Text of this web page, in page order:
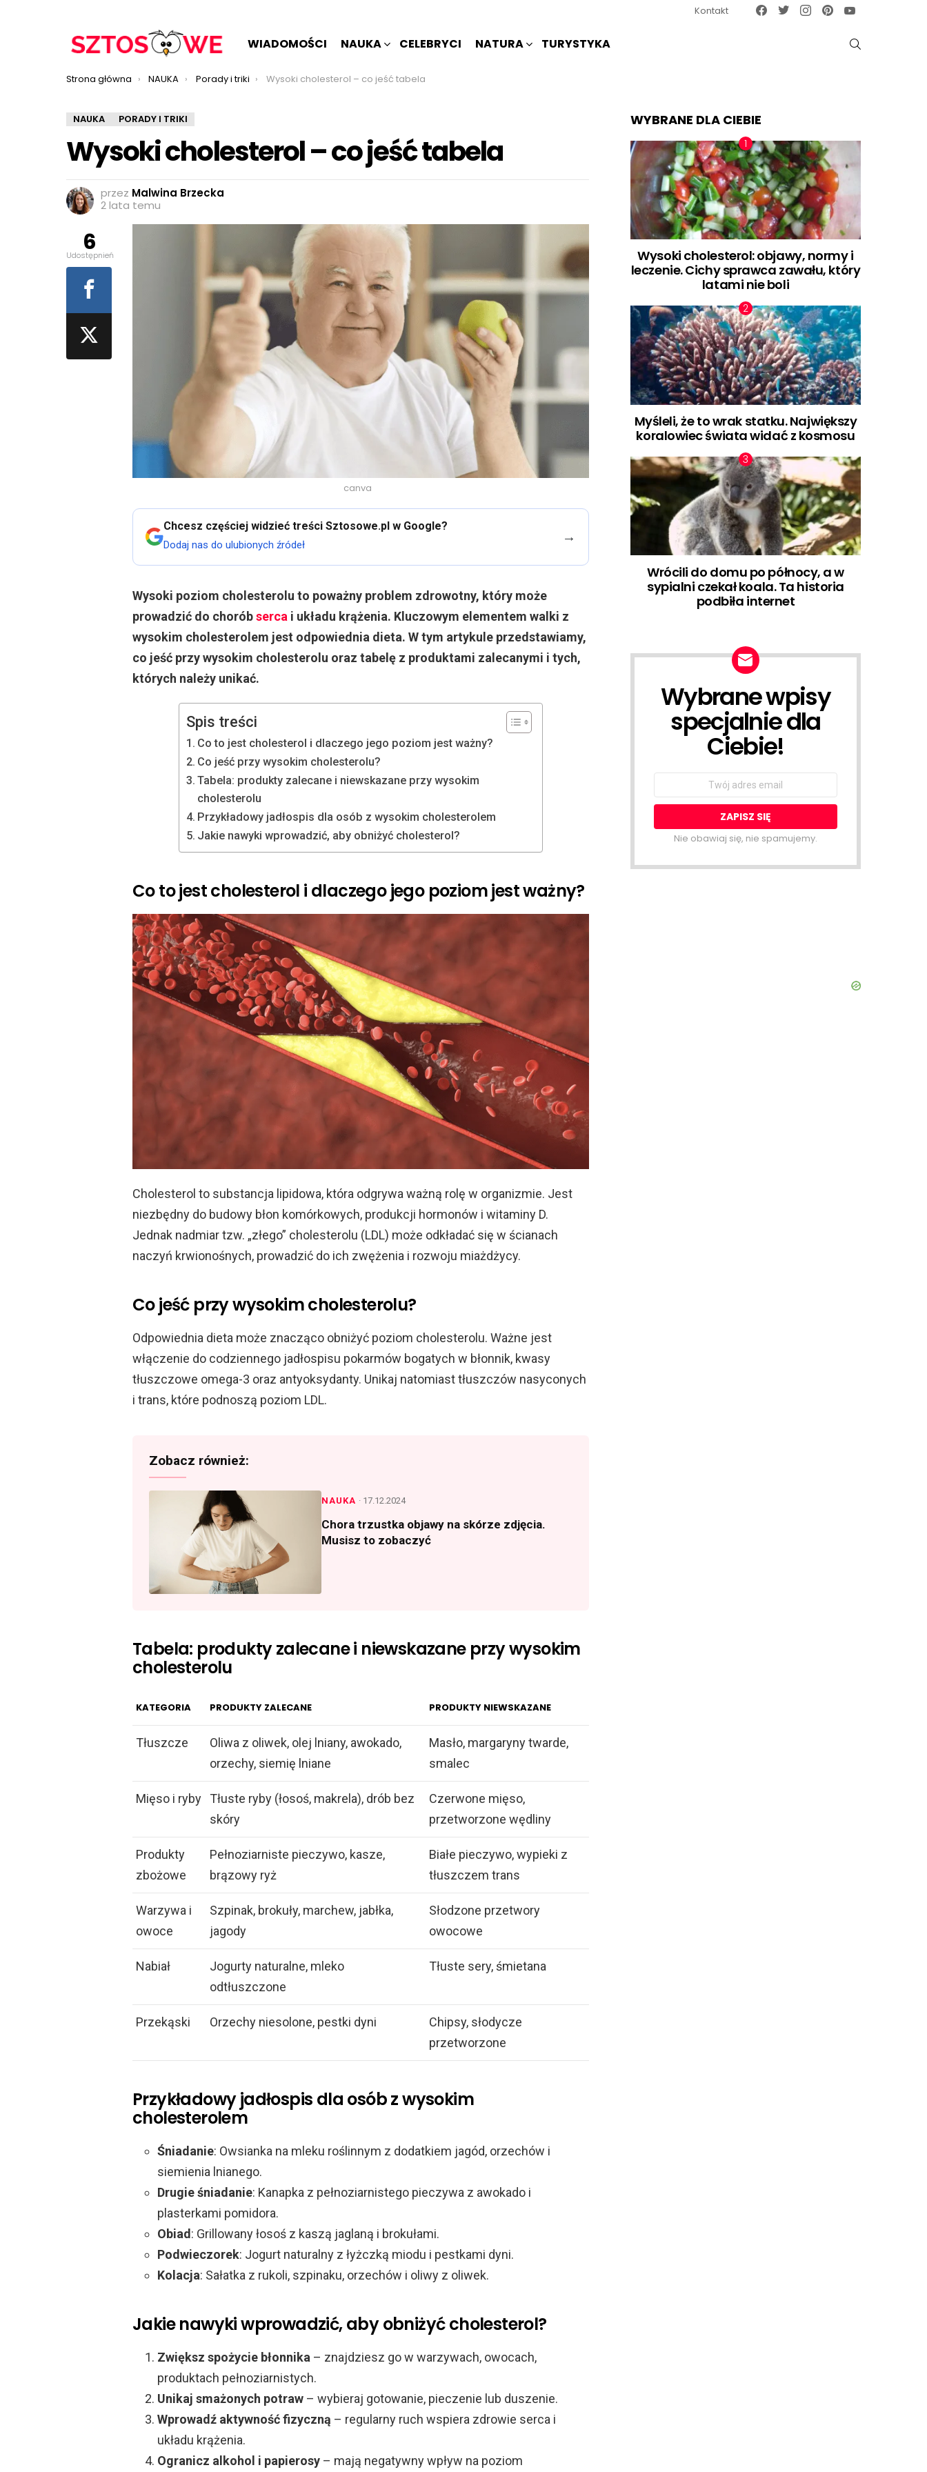
Kontakt Facebook
TwitterInstagram
WIADOMOŚCI NAUKA CELEBRYCI NATURA TURYSTYKA
Jesteś tutaj:
Strona główna NAUKA Porady i triki Wysoki cholesterol – co jeść tabela
NAUKA PORADY I TRIKI
Wysoki cholesterol – co jeść tabela
przez Malwina Brzecka
2 lata temu
canva
Chcesz częściej widzieć treści Sztosowe.pl w Google?
Dodaj nas do ulubionych źródeł →
Wysoki poziom cholesterolu to poważny problem zdrowotny, który może
prowadzić do choróbserca i układu krążenia. Kluczowym elementem walki z
wysokim cholesterolem jest odpowiednia dieta. W tym artykule przedstawiamy,
co jeść przy wysokim cholesterolu oraz tabelę z produktami zalecanymi i tych,
których należy unikać.
Spis treści
Co to jest cholesterol i dlaczego jego poziom jest ważny?
Co jeść przy wysokim cholesterolu?
Tabela: produkty zalecane i niewskazane przy wysokim
cholesterolu
Przykładowy jadłospis dla osób z wysokim cholesterolem
Jakie nawyki wprowadzić, aby obniżyć cholesterol?
Co to jest cholesterol i dlaczego jego poziom jest ważny?
Cholesterol to substancja lipidowa, która odgrywa ważną rolę w organizmie. Jest
niezbędny do budowy błon komórkowych, produkcji hormonów i witaminy D.
Jednak nadmiar tzw. „złego” cholesterolu (LDL) może odkładać się w ścianach
naczyń krwionośnych, prowadzić do ich zwężenia i rozwoju miażdżycy.
Co jeść przy wysokim cholesterolu?
Odpowiednia dieta może znacząco obniżyć poziom cholesterolu. Ważne jest
włączenie do codziennego jadłospisu pokarmów bogatych w błonnik, kwasy
tłuszczowe omega-3 oraz antyoksydanty. Unikaj natomiast tłuszczów nasyconych
i trans, które podnoszą poziom LDL.
Zobacz również:
NAUKA · 17.12.2024
Chora trzustka objawy na skórze zdjęcia.
Musisz to zobaczyć
Tabela: produkty zalecane i niewskazane przy wysokim
cholesterolu
KATEGORIA PRODUKTY ZALECANE PRODUKTY NIEWSKAZANE
Tłuszcze
Oliwa z oliwek, olej lniany, awokado,
orzechy, siemię lniane
Masło, margaryny twarde,
smalec
Mięso i ryby
Tłuste ryby (łosoś, makrela), drób bez
skóry
Czerwone mięso,
przetworzone wędliny
Produkty
zbożowe
Pełnoziarniste pieczywo, kasze,
brązowy ryż
Białe pieczywo, wypieki z
tłuszczem trans
Warzywa i
owoce
Szpinak, brokuły, marchew, jabłka,
jagody
Słodzone przetwory
owocowe
Nabiał
Jogurty naturalne, mleko
odtłuszczone
Tłuste sery, śmietana
Przekąski Orzechy niesolone, pestki dyni
Chipsy, słodycze
przetworzone
Przykładowy jadłospis dla osób z wysokim
cholesterolem
Śniadanie: Owsianka na mleku roślinnym z dodatkiem jagód, orzechów i
siemienia lnianego.
Drugie śniadanie: Kanapka z pełnoziarnistego pieczywa z awokado i
plasterkami pomidora.
Obiad : Grillowany łosoś z kaszą jaglaną i brokułami.
Podwieczorek: Jogurt naturalny z łyżczką miodu i pestkami dyni.
Kolacja: Sałatka z rukoli, szpinaku, orzechów i oliwy z oliwek.
Jakie nawyki wprowadzić, aby obniżyć cholesterol?
Zwiększ spożycie błonnika – znajdziesz go w warzywach, owocach,
produktach pełnoziarnistych.
Unikaj smażonych potraw – wybieraj gotowanie, pieczenie lub duszenie.
Wprowadź aktywność fizyczną – regularny ruch wspiera zdrowie serca i
układu krążenia.
Ogranicz alkohol i papierosy – mają negatywny wpływ na poziom
6
Udostępnień
WYBRANE DLA CIEBIE
Wysoki cholesterol: objawy, normy i
leczenie. Cichy sprawca zawału, który
latami nie boli
Myśleli, że to wrak statku. Największy
koralowiec świata widać z kosmosu
Wrócili do domu po północy, a w
sypialni czekał koala. Ta historia
podbiła internet
NEWSLETTER
Wybrane wpisy
specjalnie dla
Ciebie!
Email
Nie obawiaj się, nie spamujemy.